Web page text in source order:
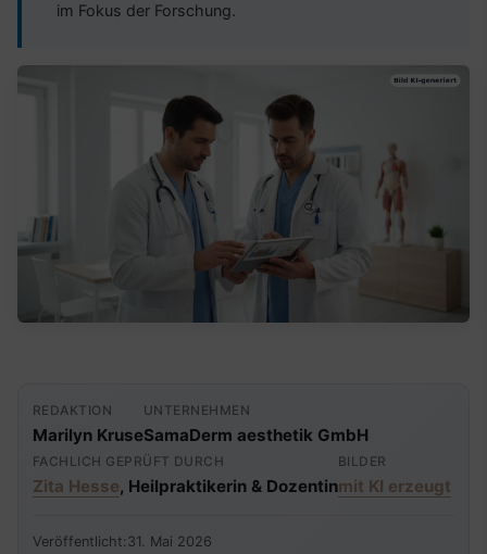
im Fokus der Forschung.
REDAKTION
Marilyn Kruse
UNTERNEHMEN
SamaDerm aesthetik GmbH
FACHLICH GEPRÜFT DURCH
Zita Hesse, Heilpraktikerin & Dozentin
BILDER
mit KI erzeugt
Veröffentlicht: 31. Mai 2026